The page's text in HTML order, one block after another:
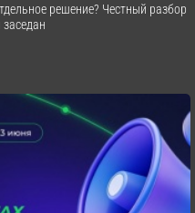
решение? Честный разбор